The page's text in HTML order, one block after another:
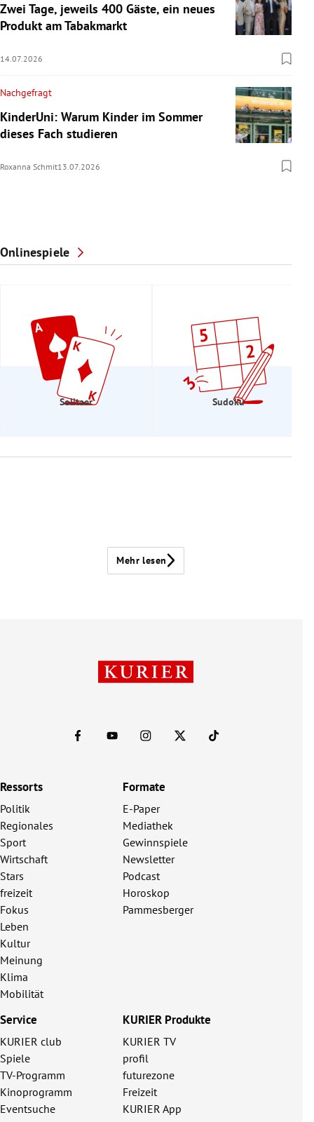
Zwei Tage, jeweils 400 Gäste, ein neues
Produkt am Tabakmarkt
14.07.2026
Nachgefragt
KinderUni: Warum Kinder im Sommer
dieses Fach studieren
Roxanna Schmit13.07.2026
Onlinespiele
Solitaer Sudoku
Mehr lesen
Ressorts
Politik
Regionales
Sport
Wirtschaft
Stars
freizeit
Fokus
Leben
Kultur
Meinung
Klima
Mobilität
Formate
E-Paper
Mediathek
Gewinnspiele
Newsletter
Podcast
Horoskop
Pammesberger
Service
KURIER club
Spiele
TV-Programm
Kinoprogramm
Eventsuche
KURIER Produkte
KURIER TV
profil
futurezone
Freizeit
KURIER App